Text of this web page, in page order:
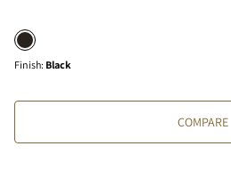
Finish: Black
COMPARE